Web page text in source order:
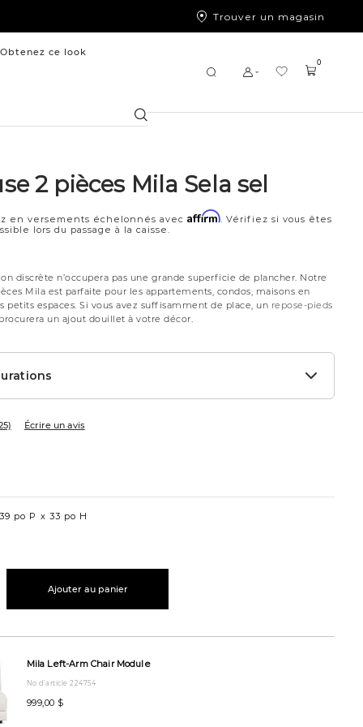
Trouver un magasin
Obtenez ce look
Chercher
0
2 pièces Mila Sela sel
en versements échelonnés avecAffirm. Vérifiez si vous êtes
lors du passage à la caisse.
discrète n’occupera pas une grande superficie de plancher. Notre
Mila est parfaite pour les appartements, condos, maisons en
petits espaces. Si vous avez suffisamment de place, un repose-pieds
un ajout douillet à votre décor.
Écrire un avis
39 po P 33 po H
Ajouter au panier
Mila Left-Arm Chair Module
No d’article 224754
999,00 $